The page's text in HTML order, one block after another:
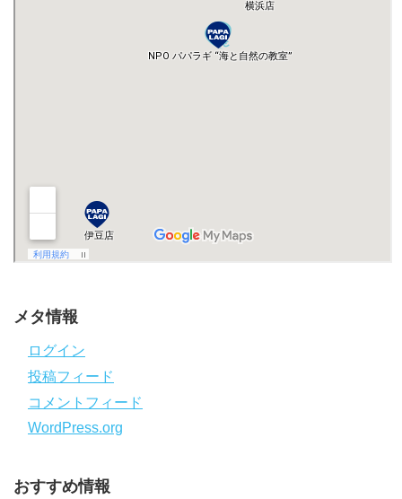
メタ情報
ログイン
投稿フィード
コメントフィード
WordPress.org
おすすめ情報